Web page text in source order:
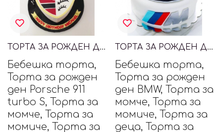
ТОРТА ЗА РОЖДЕН ДЕН PORSCHE
Бебешка торта,
Торта за рожден
ден Porsche 911
turbo S, Торта за
момче, Торта за
момиче, Торта за
ТОРТА ЗА РОЖДЕН ДЕН BMW ///M
Бебешка торта,
Торта за рожден
ден BMW, Торта за
момче, Торта за
момиче, Торта за
деца, Торта за